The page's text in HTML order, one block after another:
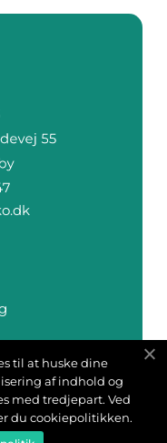
til at huske dine
af indhold og
med tredjepart. Ved
du cookiepolitikken.